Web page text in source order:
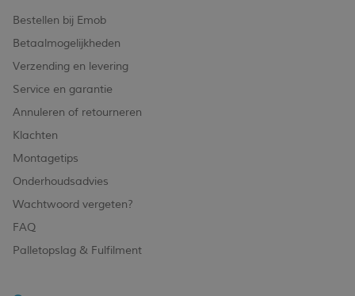
Bestellen bij Emob
Betaalmogelijkheden
Verzending en levering
Service en garantie
Annuleren of retourneren
Klachten
Montagetips
Onderhoudsadvies
Wachtwoord vergeten?
FAQ
Palletopslag & Fulfilment